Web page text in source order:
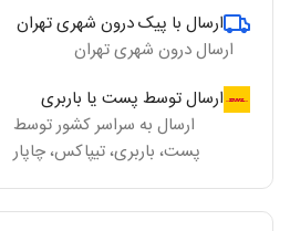
ارسال با پیک درون شهری تهران
ارسال درون شهری تهران
ارسال توسط پست یا باربری
ارسال به سراسر کشور توسط
پست، باربری، تیپاکس، چاپار